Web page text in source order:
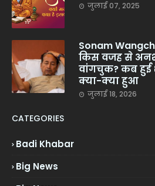
जुलाई 07, 2025
Sonam
किस वजह से
वांगचुक? कब
क्या-क्या हुआ
जुलाई 18, 2026
CATEGORIES
Badi Khabar
Big News